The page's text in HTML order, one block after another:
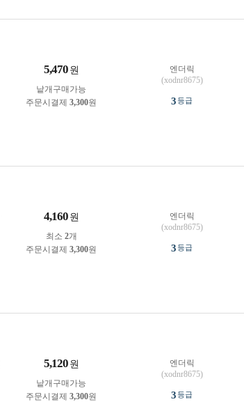
5,470 원
낱개구매가능
주문시결제 3,300원
엔더릭
(xodnr8675)
3등급
4,160 원
최소 2개
주문시결제 3,300원
엔더릭
(xodnr8675)
3등급
5,120 원
낱개구매가능
주문시결제 3,300원
엔더릭
(xodnr8675)
3등급